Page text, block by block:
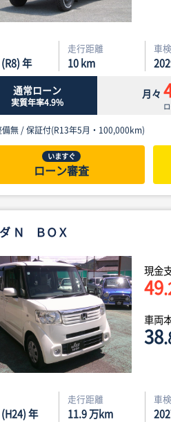
年
走行距離
10km
車検
通常ローン
実質年率4.9%
月々
備無 /保証付(R13年5月・100,000km)
いますぐ
ローン審査
Ｎ ＢＯＸ
現金
49
車両
38
年
走行距離
11.9万km
車検